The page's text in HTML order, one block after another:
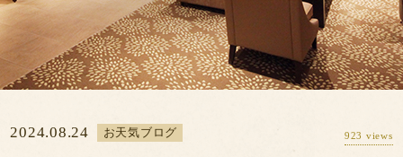
2024.08.24 お天気ブログ 923 views
プ
ラ
ン
空
室
カ
レ
会員ログイン
予約の確認・変